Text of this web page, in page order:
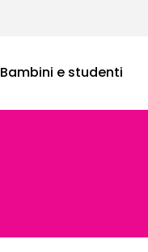
Bambini e studenti